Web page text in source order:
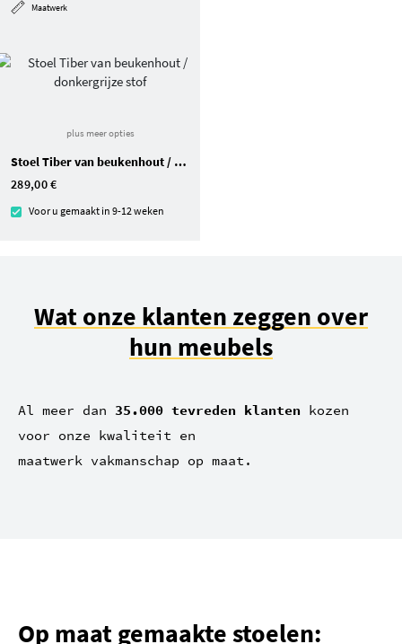
Maatwerk
plus meer opties
Stoel Tiber van beukenhout / donkergrijze stof
289,00 €
Voor u gemaakt in 9-12 weken
Wat onze klanten zeggen over
hun meubels
Al meer dan 35.000 tevreden klanten kozen
voor onze kwaliteit en
maatwerk vakmanschap op maat.
Op maat gemaakte stoelen: